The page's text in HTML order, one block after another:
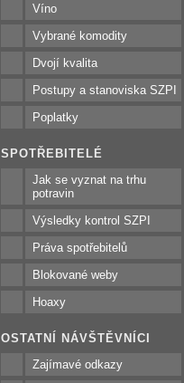
Víno
Vybrané komodity
Dvojí kvalita
Postupy a stanoviska SZPI
Poplatky
SPOTŘEBITELÉ
Jak se vyznat na trhu
potravin
Výsledky kontrol SZPI
Práva spotřebitelů
Blokované weby
Hoaxy
OSTATNÍ NÁVŠTĚVNÍCI
Zajímavé odkazy